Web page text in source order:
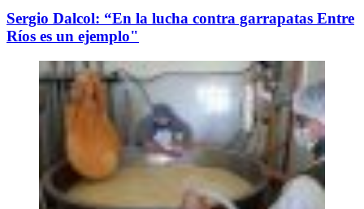
Sergio Dalcol: “En la lucha contra garrapatas Entre
Ríos es un ejemplo"